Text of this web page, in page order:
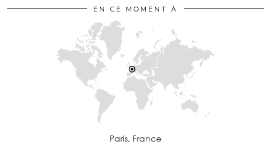
EN CE MOMENT À
Paris, France